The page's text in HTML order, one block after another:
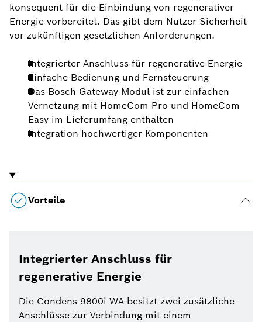
konsequent für die Einbindung von regenerativer
Energie vorbereitet. Das gibt dem Nutzer Sicherheit
vor zukünftigen gesetzlichen Anforderungen.
Integrierter Anschluss für regenerative Energie
Einfache Bedienung und Fernsteuerung
Das Bosch Gateway Modul ist zur einfachen
Vernetzung mit HomeCom Pro und HomeCom
Easy im Lieferumfang enthalten
Integration hochwertiger Komponenten
Vorteile
Integrierter Anschluss für
regenerative Energie
Die Condens 9800i WA besitzt zwei zusätzliche
Anschlüsse zur Verbindung mit einem